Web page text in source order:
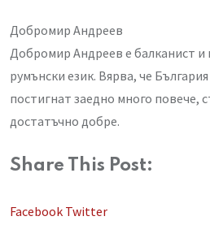
Добромир Андреев
Добромир Андреев е балканист и
румънски език. Вярва, че
постигнат заедно много повече,
достатъчно добре.
Share This Post:
Facebook TwitterLinkedIn
Whatsapp
Share